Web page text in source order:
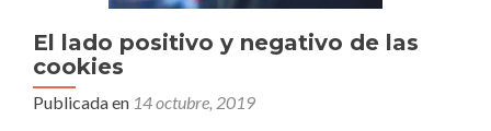
El lado positivo y negativo de las
cookies
Publicada en 14 octubre, 2019